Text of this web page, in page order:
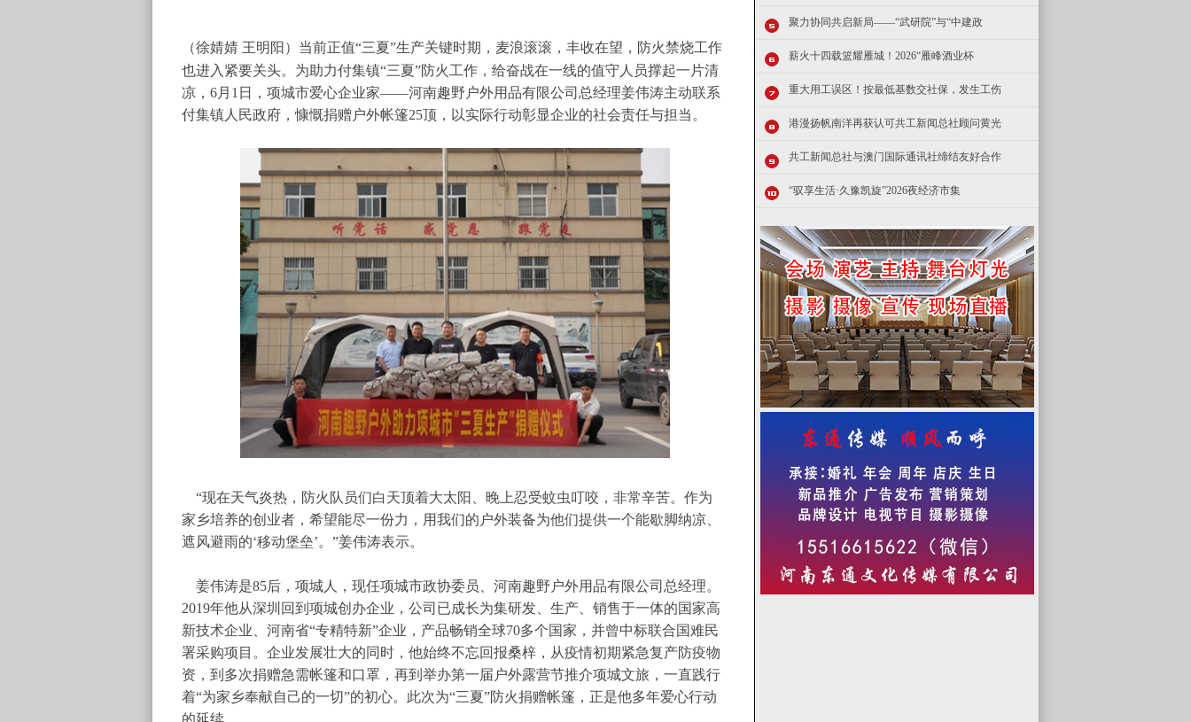
（徐婧婧 王明阳） 当前正值“三夏”生产关键时期，麦浪滚滚，丰收在望，防火禁烧工作
也进入紧要关头。为助力付集镇“三夏”防火工作，给奋战在一线的值守人员撑起一片清
凉， 6月1日 ，项城市爱心企业家——河南趣野户外用品有限公司总经理姜伟涛主动联系
付集镇人民政府，慷慨捐赠户外帐篷25顶，以实际行动彰显企业的社会责任与担当。
“现在天气炎热，防火队员们白天顶着大太阳、晚上忍受蚊虫叮咬，非常辛苦。作为
家乡培养的创业者，希望能尽一份力，用我们的户外装备为他们提供一个能歇脚纳凉、
遮风避雨的‘移动堡垒’。”姜伟涛表示。
姜伟涛是85后，项城人，现任项城市政协委员、河南趣野户外用品有限公司总经理。
2019年他从深圳回到项城创办企业，公司已成长为集研发、生产、销售于一体的国家高
新技术企业、河南省“专精特新”企业，产品畅销全球70多个国家，并曾中标联合国难民
署采购项目。企业发展壮大的同时，他始终不忘回报桑梓，从疫情初期紧急复产防疫物
资，到多次捐赠急需帐篷和口罩，再到举办第一届户外露营节推介项城文旅，一直践行
着“为家乡奉献自己的一切”的初心。此次为“三夏”防火捐赠帐篷，正是他多年爱心行动
的延续。
聚力协同共启新局——“武研院”与“中建政
薪火十四载篮耀雁城！2026“雁峰酒业杯
重大用工误区！按最低基数交社保，发生工伤
港漫扬帆南洋再获认可共工新闻总社顾问黄光
共工新闻总社与澳门国际通讯社缔结友好合作
“驭享生活·久豫凯旋”2026夜经济市集